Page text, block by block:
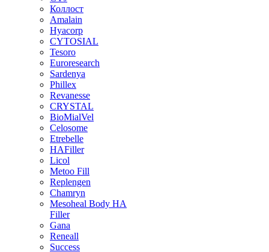
Коллост
Amalain
Hyacorp
CYTOSIAL
Tesoro
Euroresearch
Sardenya
Phillex
Revanesse
CRYSTAL
BioMialVel
Celosome
Etrebelle
HAFiller
Licol
Metoo Fill
Replengen
Chamryn
Mesoheal Body HA
Filler
Gana
Reneall
Success